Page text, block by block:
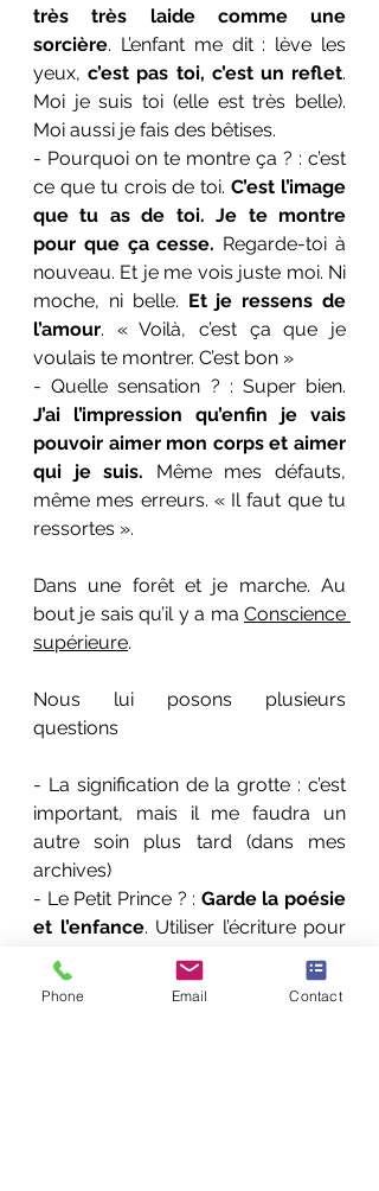
très très laide comme une
sorcière. L’enfant me dit : lève les
yeux, c’est pas toi, c’est un reflet.
Moi je suis toi (elle est très belle).
Moi aussi je fais des bêtises.
- Pourquoi on te montre ça ? : c’est
ce que tu crois de toi. C’est l’image
que tu as de toi. Je te montre
pour que ça cesse. Regarde-toi à
nouveau. Et je me vois juste moi. Ni
moche, ni belle. Et je ressens de
l’amour. « Voilà, c’est ça que je
voulais te montrer. C’est bon »
J’ai l’impression qu’enfin je vais
pouvoir aimer mon corps et aimer
qui je suis. Même mes défauts,
même mes erreurs. « Il faut que tu
ressortes ».
Dans une forêt et je marche. Au
bout je sais qu’il y a ma Conscience
supérieure.
Nous lui posons plusieurs
questions
- La signification de la grotte : c’est
important, mais il me faudra un
autre soin plus tard (dans mes
archives)
- Le Petit Prince ? : Garde la poésie
et l’enfance. Utiliser l’écriture pour
la poésie.
Phone Email Contact